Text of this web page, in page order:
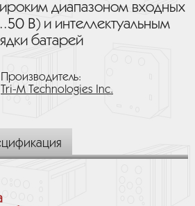
диапазоном входных
В) и интеллектуальным
батарей
Производитель:
Tri-M Technologies Inc.